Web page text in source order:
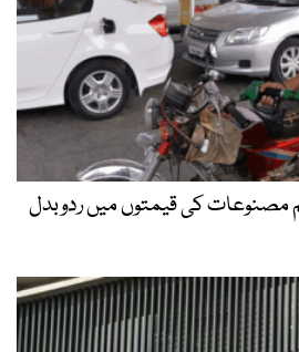
مصنوعات کی قیمتوں میں ردوبدل